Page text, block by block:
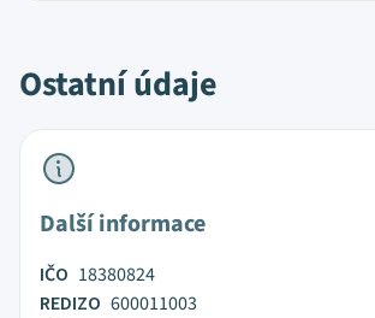
Ostatní údaje
Další informace
IČO 18380824
REDIZO 600011003